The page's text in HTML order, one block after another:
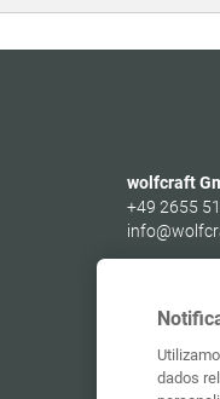
wolfcraft
+49 2655
Germany
dados